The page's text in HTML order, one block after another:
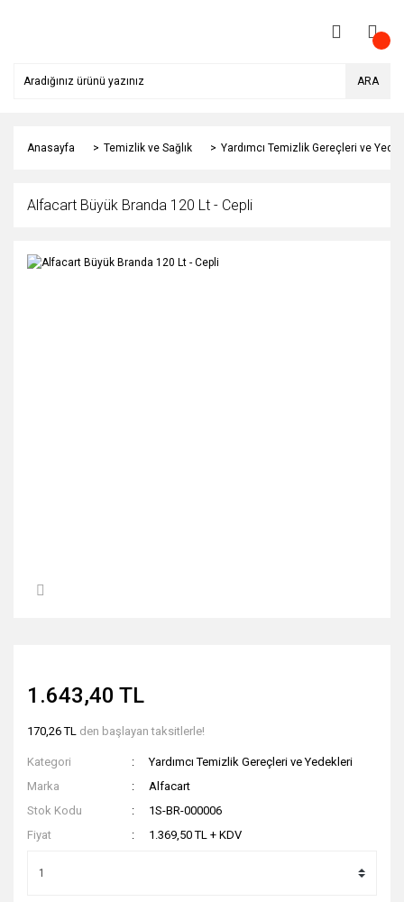
ARA
Anasayfa Temizlik ve Sağlık Yardımcı Temizlik Gereçleri ve
Alfacart Büyük Branda 120 Lt - Cepli
1.643,40 TL
170,26 TL den başlayan taksitlerle!
Kategori
Yardımcı Temizlik Gereçleri ve Yedekleri
Marka
Alfacart
Stok Kodu
1S-BR-000006
Fiyat
1.369,50 TL + KDV